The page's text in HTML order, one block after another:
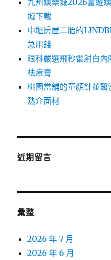
九州娛樂城2026富遊
城下載
中壢房屋二胎的
急用錢
眼科嚴選飛秒雷射白
祛痘膏
桃園當舖的童顏針並
熱介面材
近期留言
彙整
2026 年 7 月
2026 年 6 月